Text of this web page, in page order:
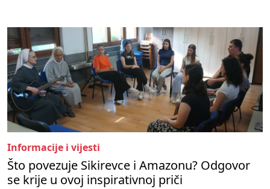
Informacije i vijesti
Što povezuje Sikirevce i Amazonu? Odgovor
se krije u ovoj inspirativnoj priči